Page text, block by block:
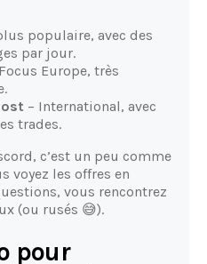
populaire, avec des
par jour.
Europe, très
– International, avec
trades.
c’est un peu comme
voyez les offres en
vous rencontrez
(ou rusés 😅).
pour